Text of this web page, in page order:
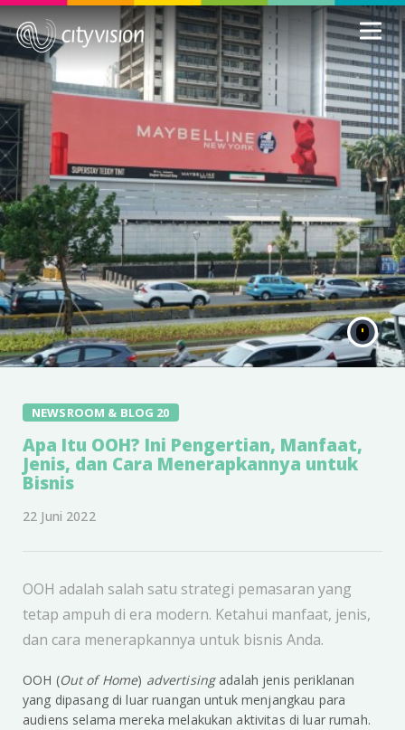
NEWSROOM & BLOG 20
Apa Itu OOH? Ini Pengertian, Manfaat,
Jenis, dan Cara Menerapkannya untuk
Bisnis
22 Juni 2022
OOH adalah salah satu strategi pemasaran yang
tetap ampuh di era modern. Ketahui manfaat, jenis,
dan cara menerapkannya untuk bisnis Anda.
OOH (Out of Home) advertising adalah jenis periklanan
yang dipasang di luar ruangan untuk menjangkau para
audiens selama mereka melakukan aktivitas di luar rumah.